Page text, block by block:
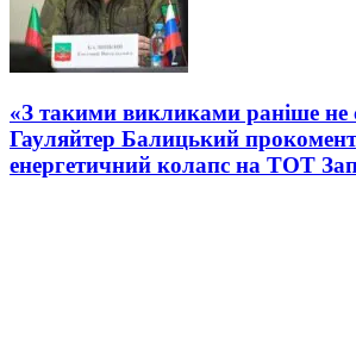
«З такими викликами раніше не
Гауляйтер Балицький
енергетичний колапс на ТОТ